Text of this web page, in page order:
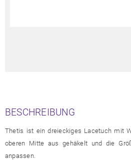
BESCHREIBUNG
Thetis ist ein dreieckiges Lacetuch mit
oberen Mitte aus gehäkelt und die
anpassen.